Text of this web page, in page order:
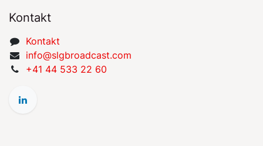
Kontakt
​​​​​​​​​​​​​​K​on​​t​a​k​t
​​​​​​​​​​​i​nfo​@​s​l​gbr​oa​dcast​.​c​o​m
+41 44 533 22 60